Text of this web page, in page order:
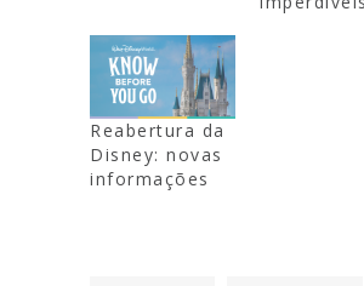
Reabertura da
Disney: novas
informações